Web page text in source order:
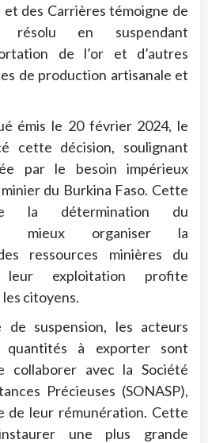
et des Carrières témoigne de
résolu en suspendant
de l’or et d’autres
de production artisanale et
émis le 20 février 2024, le
cette décision, soulignant
par le besoin impérieux
du Burkina Faso. Cette
la détermination du
à mieux organiser la
ressources minières du
exploitation profite
citoyens.
de suspension, les acteurs
quantités à exporter sont
collaborer avec la Société
Précieuses (SONASP),
de leur rémunération. Cette
une plus grande